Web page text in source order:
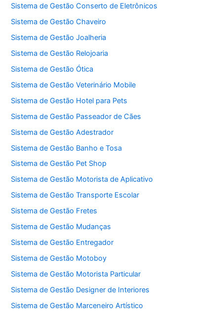
Sistema de Gestão Conserto de Eletrônicos
Sistema de Gestão Chaveiro
Sistema de Gestão Joalheria
Sistema de Gestão Relojoaria
Sistema de Gestão Ótica
Sistema de Gestão Veterinário Mobile
Sistema de Gestão Hotel para Pets
Sistema de Gestão Passeador de Cães
Sistema de Gestão Adestrador
Sistema de Gestão Banho e Tosa
Sistema de Gestão Pet Shop
Sistema de Gestão Motorista de Aplicativo
Sistema de Gestão Transporte Escolar
Sistema de Gestão Fretes
Sistema de Gestão Mudanças
Sistema de Gestão Entregador
Sistema de Gestão Motoboy
Sistema de Gestão Motorista Particular
Sistema de Gestão Designer de Interiores
Sistema de Gestão Marceneiro Artístico